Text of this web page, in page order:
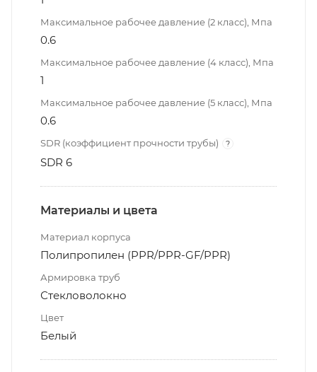
Максимальное рабочее давление (2 класс), Мпа
0.6
Максимальное рабочее давление (4 класс), Мпа
1
Максимальное рабочее давление (5 класс), Мпа
0.6
SDR (коэффициент прочности трубы) ?
SDR 6
Материалы и цвета
Материал корпуса
Полипропилен (PPR/PPR-GF/PPR)
Армировка труб
Стекловолокно
Цвет
Белый